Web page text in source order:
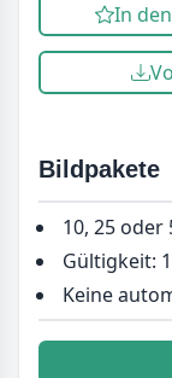
In
Bildpakete
10, 25 oder
Gültigkeit:
Keine